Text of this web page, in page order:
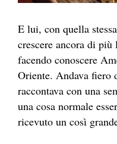
E lui, con quella
crescere ancora di più
facendo conoscere
Oriente. Andava
raccontava con una
una cosa normale
ricevuto un così